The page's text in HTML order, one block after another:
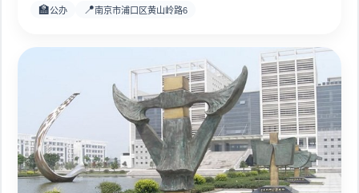
🏫公办 📍南京市浦口区黄山岭路6